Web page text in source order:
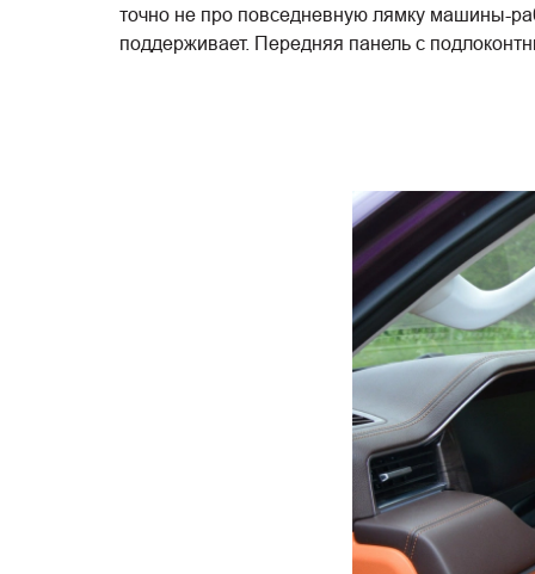
точно не про повседневную лямку машины-
поддерживает. Передняя панель с